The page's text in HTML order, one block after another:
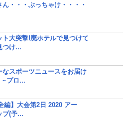
ん・・・ぶっちゃけ・・・・
大突撃!廃ホテルで見つけて
つけ...
スポーツニュースをお届け
~プロ...
編】大会第2日 2020 アー
プ(予...